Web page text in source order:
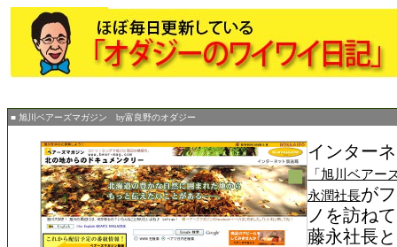
■ 旭川ベアーズマガジン by富良野のオダジー
インター
「旭川ベアー
永潤社長が
ノを訪ね
藤永社長